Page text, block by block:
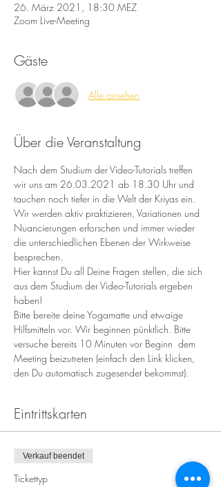
26. März 2021, 18:30 MEZ
Zoom Live-Meeting
Gäste
Alle ansehen
Über die Veranstaltung
Nach dem Studium der Video-Tutorials treffen
wir uns am 26.03.2021 ab 18.30 Uhr und
tauchen noch tiefer in die Welt der Kriyas ein.
Wir werden aktiv praktizieren, Variationen und
Nuancierungen erforschen und immer wieder
die unterschiedlichen Ebenen der Wirkweise
besprechen.
Hier kannst Du all Deine Fragen stellen, die sich
aus dem Studium der Video-Tutorials ergeben
haben!
Bitte bereite deine Yogamatte und etwaige
Hilfsmitteln vor. Wir beginnen pünktlich. Bitte
versuche bereits 10 Minuten vor Beginn  dem
Meeting beizutreten (einfach den Link klicken,
den Du automatisch zugesendet bekommst).
Eintrittskarten
Verkauf beendet
Tickettyp